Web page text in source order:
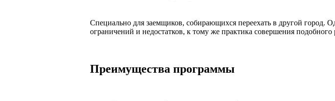
Специально для заемщиков, собирающихся переехать в другой город.
ограничений и недостатков, к тому же практика совершения
Преимущества программы